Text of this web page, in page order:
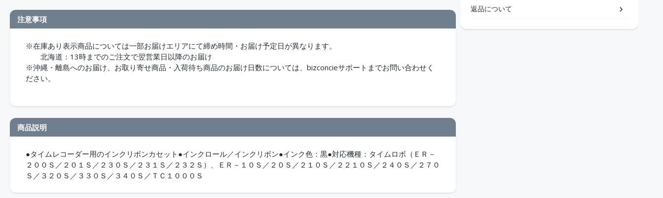
注意事項
※在庫あり表示商品については一部お届けエリアにて締め時間・お届け予定日が異なります。
北海道：13時までのご注文で翌営業日以降のお届け
※沖縄・離島へのお届け、お取り寄せ商品・入荷待ち商品のお届け日数については、bizconcieサポートまでお問い合わせく
ださい。
商品説明
●タイムレコーダー用のインクリボンカセット●インクロール／インクリボン●インク色：黒●対応機種：タイムロボ（ＥＲ－
２００Ｓ／２０１Ｓ／２３０Ｓ／２３１Ｓ／２３２Ｓ）、ＥＲ－１０Ｓ／２０Ｓ／２１０Ｓ／２２１０Ｓ／２４０Ｓ／２７０
Ｓ／３２０Ｓ／３３０Ｓ／３４０Ｓ／ＴＣ１０００Ｓ
返品について